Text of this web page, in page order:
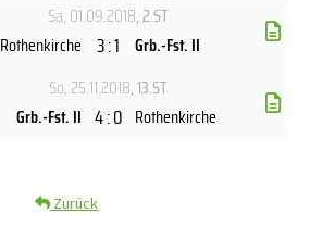
Sa, 01.09.2018, 2.ST
Rothenkirche 3 : 1 Grb.-Fst. II
So, 25.11.2018, 13.ST
Grb.-Fst. II 4 : 0 Rothenkirche
Zurück